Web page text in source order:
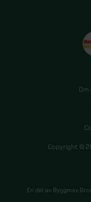
Copyright ©
En del av Byggmax